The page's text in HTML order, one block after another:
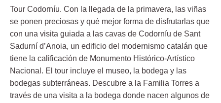
Tour Codorníu. Con la llegada de la primavera, las viñas
se ponen preciosas y qué mejor forma de disfrutarlas que
con una visita guiada a las cavas de Codorníu de Sant
Sadurní d’Anoia, un edificio del modernismo catalán que
tiene la calificación de Monumento Histórico-Artístico
Nacional. El tour incluye el museo, la bodega y las
bodegas subterráneas. Descubre a la Familia Torres a
través de una visita a la bodega donde nacen algunos de